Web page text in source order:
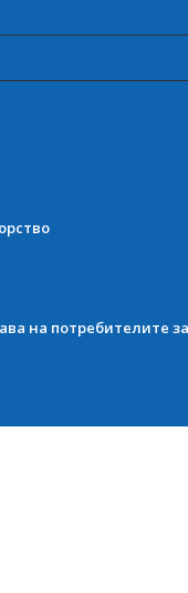
на потребителите